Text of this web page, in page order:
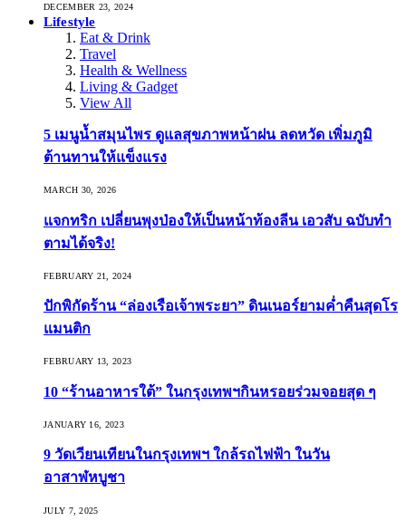
DECEMBER 23, 2024
Lifestyle
Eat & Drink
Travel
Health & Wellness
Living & Gadget
View All
5 เมนูน้ำสมุนไพร ดูแลสุขภาพหน้าฝน ลดหวัด เพิ่มภูมิ
ต้านทานให้แข็งแรง
MARCH 30, 2026
แจกทริก เปลี่ยนพุงป่องให้เป็นหน้าท้องลีน เอวสับ ฉบับทำ
ตามได้จริง!
FEBRUARY 21, 2024
ปักพิกัดร้าน “ล่องเรือเจ้าพระยา” ดินเนอร์ยามค่ำคืนสุดโร
แมนติก
FEBRUARY 13, 2023
10 “ร้านอาหารใต้” ในกรุงเทพฯกินหรอยร่วมจอยสุด ๆ
JANUARY 16, 2023
9 วัดเวียนเทียนในกรุงเทพฯ ใกล้รถไฟฟ้า ในวัน
อาสาฬหบูชา
JULY 7, 2025